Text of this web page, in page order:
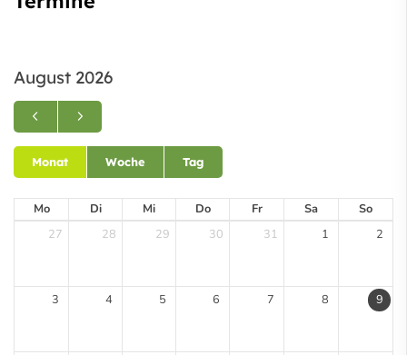
August 2026
Monat Woche Tag
Mo Di Mi Do Fr Sa
So
27
28 29 30 31 1 2
3 4 5 6 7 8 9